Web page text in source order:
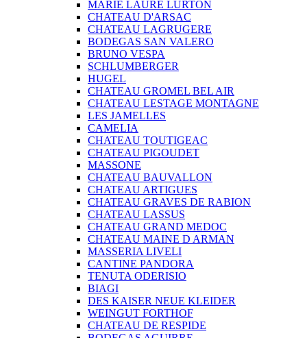
MARIE LAURE LURTON
CHATEAU D'ARSAC
CHATEAU LAGRUGERE
BODEGAS SAN VALERO
BRUNO VESPA
SCHLUMBERGER
HUGEL
CHATEAU GROMEL BEL AIR
CHATEAU LESTAGE MONTAGNE
LES JAMELLES
CAMELIA
CHATEAU TOUTIGEAC
CHATEAU PIGOUDET
MASSONE
CHATEAU BAUVALLON
CHATEAU ARTIGUES
CHATEAU GRAVES DE RABION
CHATEAU LASSUS
CHATEAU GRAND MEDOC
CHATEAU MAINE D ARMAN
MASSERIA LIVELI
CANTINE PANDORA
TENUTA ODERISIO
BIAGI
DES KAISER NEUE KLEIDER
WEINGUT FORTHOF
CHATEAU DE RESPIDE